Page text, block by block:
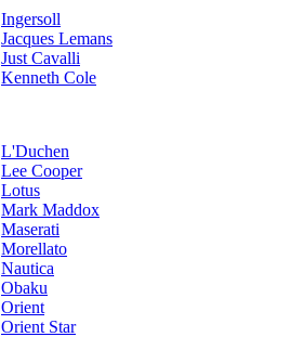
Ingersoll
Jacques Lemans
Just Cavalli
Kenneth Cole
L'Duchen
Lee Cooper
Lotus
Mark Maddox
Maserati
Morellato
Nautica
Obaku
Orient
Orient Star